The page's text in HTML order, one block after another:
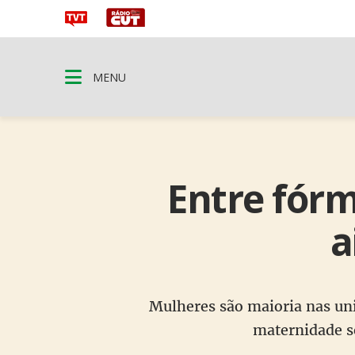
MENU
Entre
Mulheres são maioria nas
maternidade